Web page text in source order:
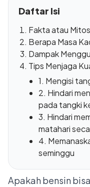
Daftar Isi
Fakta atau
Berapa Masa
Dampak
Tips Menjaga
1. Mengisi
2. Hindari
pada tangki
3. Hindari
matahari
4.
seminggu
Apakah bensin